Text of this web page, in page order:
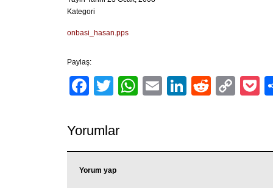
Kategori
onbasi_hasan.pps
Paylaş:
Facebook
TwitterWhatsApp
EmailLinkedIn
Reddit
Yorumlar
Yorum yap